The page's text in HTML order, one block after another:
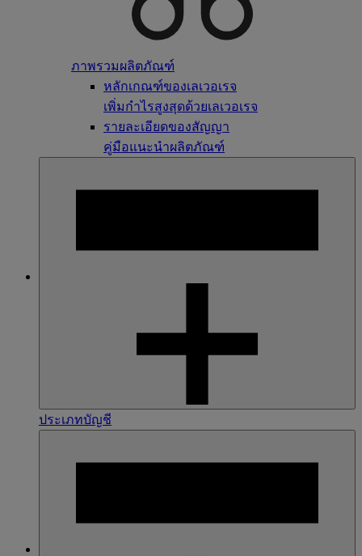
ภาพรวมผลิตภัณฑ์
หลักเกณฑ์ของเลเวอเรจ
เพิ่มกำไรสูงสุดด้วยเลเวอเรจ
รายละเอียดของสัญญา
คู่มือแนะนำผลิตภัณฑ์
ประเภทบัญชี